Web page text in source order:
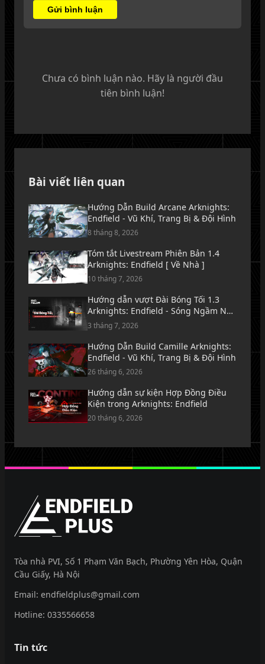
Bài viết liên quan
Hướng Dẫn Build Arcane Arknights:
Endfield - Vũ Khí, Trang Bị & Đội Hình
8 tháng 8, 2026
Tóm tắt Livestream Phiên Bản 1.4
Arknights: Endfield [ Về Nhà ]
10 tháng 7, 2026
Hướng dẫn vượt Đài Bóng Tối 1.3
Arknights: Endfield - Sóng Ngầm Nơi
Biển Lặng Tăm Tối
3 tháng 7, 2026
Hướng Dẫn Build Camille Arknights:
Endfield - Vũ Khí, Trang Bị & Đội Hình
26 tháng 6, 2026
Hướng dẫn sự kiện Hợp Đồng Điều
Kiện trong Arknights: Endfield
20 tháng 6, 2026
Gửi bình luận
Chưa có bình luận nào. Hãy là người đầu
tiên bình luận!
EndfieldPlus
Tòa nhà PVI, Số 1 Phạm Văn Bạch, Phường Yên Hòa, Quận
Cầu Giấy, Hà Nội
Email: endfieldplus@gmail.com
Hotline: 0335566658
Tin tức